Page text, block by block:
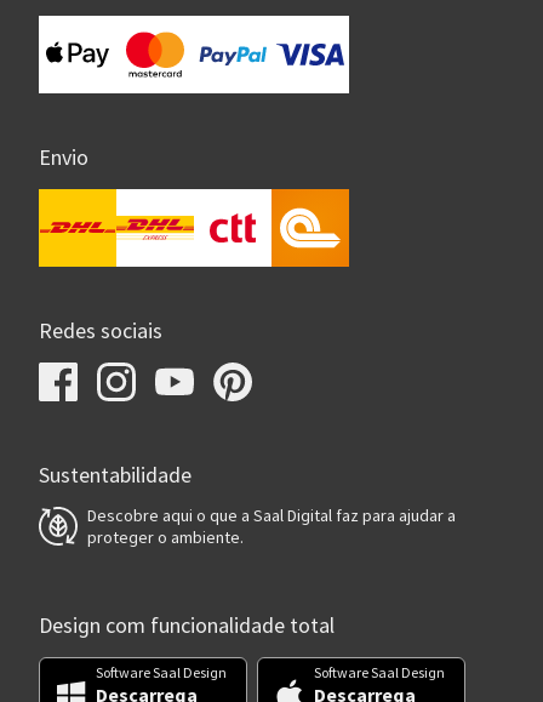
Envio
Redes sociais
Sustentabilidade
Descobre aqui o que a Saal Digital faz para ajudar a
proteger o ambiente.
Design com funcionalidade total
Software Saal Design
Descarrega
Software Saal Design
Descarrega